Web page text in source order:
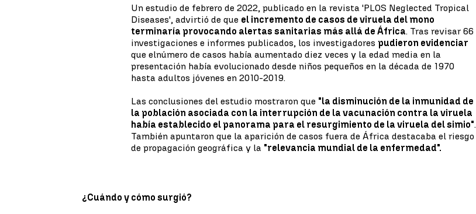
Un estudio de febrero de 2022, publicado en la revista 'PLOS Neglected Tropical
Diseases', advirtió de que el incremento de casos de viruela del mono
terminaría provocando alertas sanitarias más allá de África. Tras revisar 66
investigaciones e informes publicados, los investigadores pudieron evidenciar
que elnúmero de casos había aumentado diez veces y la edad media en la
presentación había evolucionado desde niños pequeños en la década de 1970
hasta adultos jóvenes en 2010-2019.
Las conclusiones del estudio mostraron que "la disminución de la inmunidad de
la población asociada con la interrupción de la vacunación contra la viruela
había establecido el panorama para el resurgimiento de la viruela del simio".
También apuntaron que la aparición de casos fuera de África destacaba el riesgo
de propagación geográfica y la "relevancia mundial de la enfermedad".
¿Cuándo y cómo surgió?